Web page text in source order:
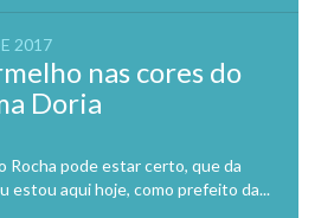
2017
nas cores do
Doria
Rocha pode estar certo, que da
estou aqui hoje, como prefeito da...